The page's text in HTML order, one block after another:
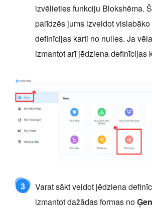
izvēlieties funkciju Blokshēma.
palīdzēs jums izveidot
definīcijas karti no nulles. Ja
izmantot arī jēdziena definīcijas
3
Varat sākt veidot jēdziena
izmantot dažādas formas no